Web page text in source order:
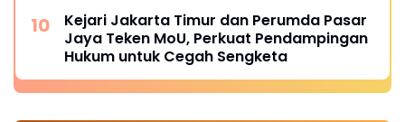
Kejari Jakarta Timur dan Perumda Pasar
Jaya Teken MoU, Perkuat Pendampingan
Hukum untuk Cegah Sengketa